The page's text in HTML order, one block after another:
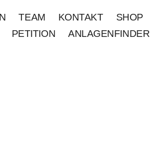
TEAM KONTAKT
SHOP
PETITION
ANLAGENFINDER